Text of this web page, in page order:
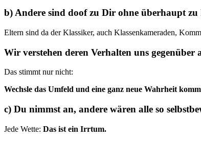
b) Andere sind doof zu Dir ohne überhaupt zu
Eltern sind da der Klassiker, auch Klassenkameraden,
Wir verstehen deren Verhalten uns gegenüber
Das stimmt nur nicht:
Wechsle das Umfeld und eine ganz neue Wahrheit
c) Du nimmst an, andere wären alle so
Jede Wette: Das ist ein Irrtum.